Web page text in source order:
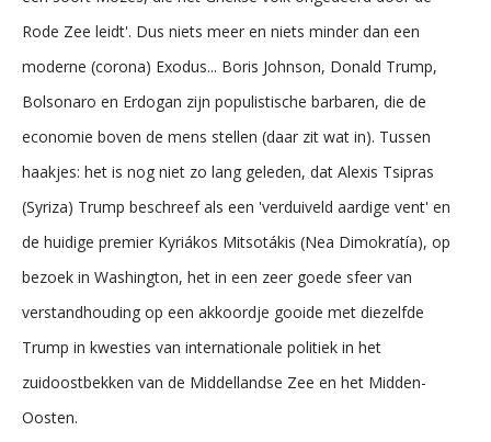
Rode Zee leidt'. Dus niets meer en niets minder dan een
moderne (corona) Exodus... Boris Johnson, Donald Trump,
Bolsonaro en Erdogan zijn populistische barbaren, die de
economie boven de mens stellen (daar zit wat in). Tussen
haakjes: het is nog niet zo lang geleden, dat Alexis Tsipras
(Syriza) Trump beschreef als een 'verduiveld aardige vent' en
de huidige premier Kyriákos Mitsotákis (Nea Dimokratía), op
bezoek in Washington, het in een zeer goede sfeer van
verstandhouding op een akkoordje gooide met diezelfde
Trump in kwesties van internationale politiek in het
zuidoostbekken van de Middellandse Zee en het Midden-
Oosten.